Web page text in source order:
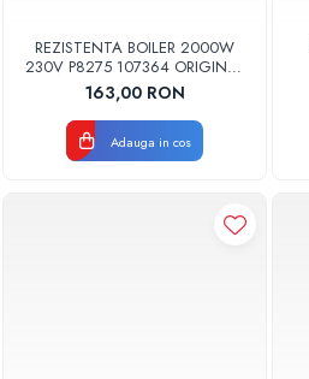
REZISTENTA BOILER 2000W
230V P8275 107364 ORIGINAL
TESY
163,00 RON
Adauga in cos